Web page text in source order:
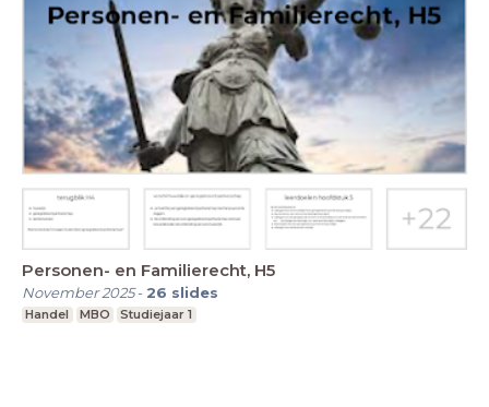
Personen- en Familierecht, H5
November 2025- 26 slides
Handel MBO Studiejaar 1